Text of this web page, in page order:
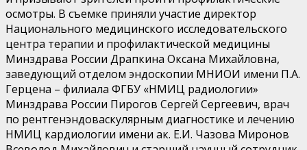
осмотры. В съемке приняли участие директор
Национального медицинского исследовательского
центра терапии и профилактической медицины
Минздрава России Драпкина Оксана Михайловна,
заведующий отделом эндоскопии МНИОИ имени П.А.
Герцена – филиала ФГБУ «НМИЦ радиологии»
Минздрава России Пирогов Сергей Сергеевич, врач
по рентгенэндоваскулярным диагностике и лечению
НМИЦ кардиологии имени ак. Е.И. Чазова Миронов